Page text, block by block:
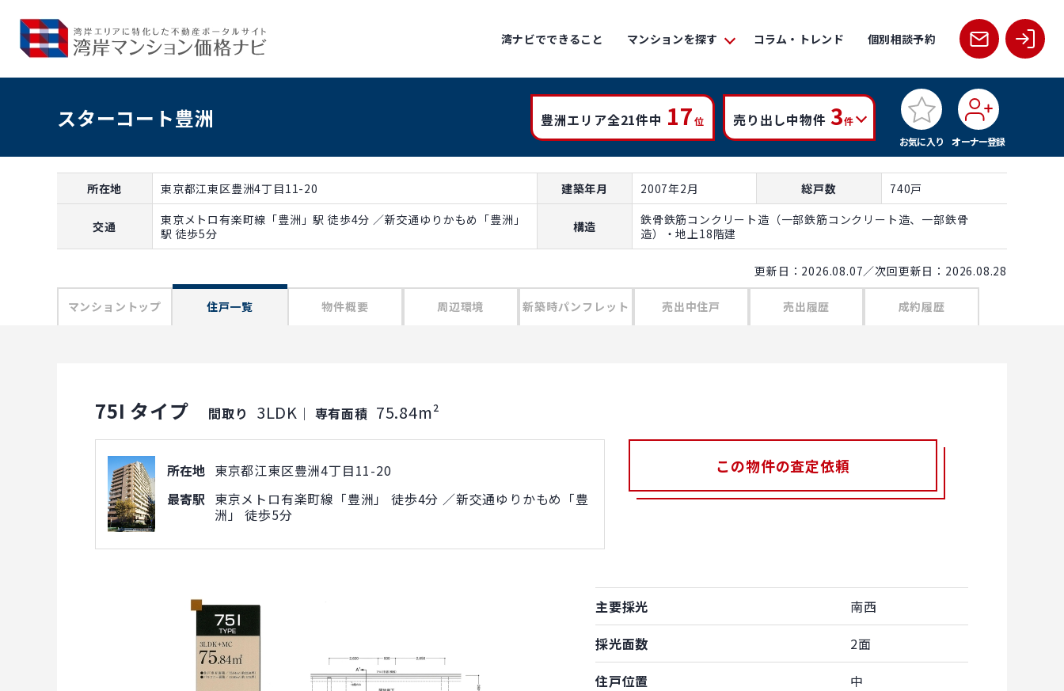
湾ナビでできること マンションを探す コラム・トレンド 個別相談予約
スターコート豊洲 豊洲エリア全21件中 17位 売り出し中物件 3件
お気に入り
オーナー登録
所在地 東京都江東区豊洲4丁目11-20 建築年月 2007年2月 総戸数 740戸
交通
東京メトロ有楽町線「豊洲」駅 徒歩4分 ／新交通ゆりかもめ「豊洲」
駅 徒歩5分
構造
鉄骨鉄筋コンクリート造（一部鉄筋コンクリート造、一部鉄骨
造）・地上18階建
更新日：2026.08.07／次回更新日：2026.08.28
マンショントップ 住戸一覧 物件概要 周辺環境 新築時パンフレット 売出中住戸 売出履歴 成約履歴
75I タイプ 間取り 3LDK ｜ 専有面積 75.84m²
所在地 東京都江東区豊洲4丁目11-20
最寄駅 東京メトロ有楽町線「豊洲」 徒歩4分 ／新交通ゆりかもめ「豊
洲」 徒歩5分
この物件の査定依頼
主要採光
南西
採光面数
2面
住戸位置
中